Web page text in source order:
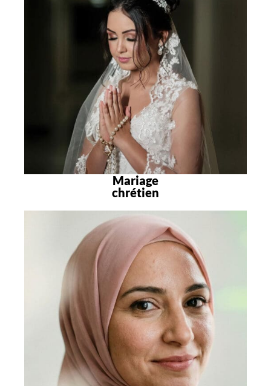
Mariage
chrétien